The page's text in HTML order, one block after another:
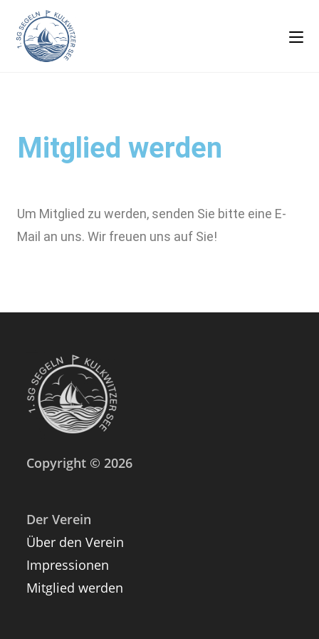
Mitglied werden
Um Mitglied zu werden, senden Sie bitte eine E-
Mail an uns. Wir freuen uns auf Sie!
Copyright © 2026
Der Verein
Über den Verein
Impressionen
Mitglied werden